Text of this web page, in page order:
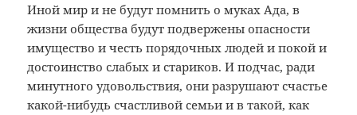
Иной мир и не будут помнить о муках Ада, в
жизни общества будут подвержены опасности
имущество и честь порядочных людей и покой и
достоинство слабых и стариков. И подчас, ради
минутного удовольствия, они разрушают счастье
какой-нибудь счастливой семьи и в такой, как